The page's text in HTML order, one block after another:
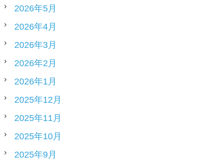
2026年5月
2026年4月
2026年3月
2026年2月
2026年1月
2025年12月
2025年11月
2025年10月
2025年9月